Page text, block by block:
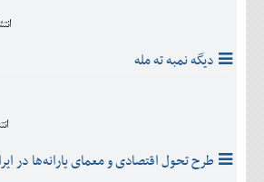
ديگه نمبه ته مله
طرح تحول اقتصادی و معمای یارانه‌ها در